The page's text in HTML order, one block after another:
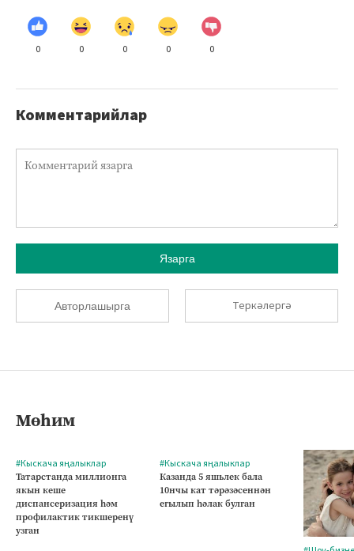
0 0 0 0 0
Комментарийлар
Язарга
Авторлашырга Теркәлергә
Мөһим
#Кыскача яңалыклар
Татарстанда миллионга
якын кеше
диспансеризация һәм
профилактик тикшеренү
узган
#Кыскача яңалыклар
Казанда 5 яшьлек бала
10нчы кат тәрәзәсеннән
егылып һәлак булган